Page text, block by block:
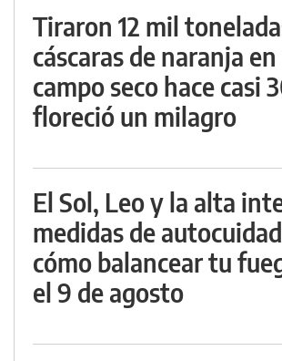
Tiraron 12 mil
cáscaras de naranja
campo seco hace casi
floreció un milagro
El Sol, Leo y la alta
medidas de
cómo balancear tu
el 9 de agosto